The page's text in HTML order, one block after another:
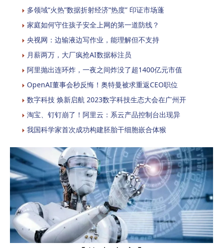
多领域“火热”数据折射经济“热度” 印证市场蓬
家庭如何守住孩子安全上网的第一道防线？
央视网：边输液边写作业，能理解但不支持
月薪两万，大厂疯抢AI数据标注员
阿里抛出连环炸，一夜之间炸没了超1400亿元市值
OpenAI董事会秒反悔！奥特曼被求重返CEO职位
数字科技 焕新启航 2023数字科技生态大会在广州开
淘宝、钉钉崩了！阿里云：系云产品控制台出现异
我国科学家首次成功构建胚胎干细胞嵌合体猴